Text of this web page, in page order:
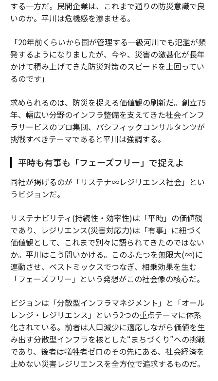
する一方だ。民間企業は、これまで通りの防災意識で良
いのか。平川は危機感を滲ませる。
「20年前くらいから国が管理する一級河川でも氾濫が頻
発するようになりましたが、今や、災害の激甚化が長年
かけて積み上げてきた防災対策のスピードを上回ってい
るのです」
求められるのは、防災を捉える価値観の刷新だ。創立75
年、幅広い分野のインフラ整備を支えてきた社会インフ
ラサービスのプロ集団、パシフィックコンサルタンツが
挑戦すべきテーマであると平川は強調する。
平時も有事も「フェーズフリー」で捉えよ
同社が掲げるのが「サステナ∞レジリエンス社会」とい
うビジョンだ。
サステナビリティ(持続性・効率性)は「平時」の価値観
であり、レジリエンス(災害対応力)は「有事」に紐づく
価値観として、これまで別々に語られてきたのではない
か。平川はこう問いかける。このふたつを無限大(∞)に
連動させ、ベストミックスでつなぎ、相乗効果を生む
「フェーズフリー」という発想がこの社会像の核心だ。
ビジョンは「分散型インフラマネジメント」と「オール
レンジ・レジリエンス」という2つの重点テーマに体系
化されている。前者は人口減少に適応しながら価値を生
み出す分散型インフラを核とした“まちづくり”への挑戦
であり、後者は犠牲者ゼロのその先にある、社会経済を
止めない災害レジリエンスを全方位で追求するものだ。